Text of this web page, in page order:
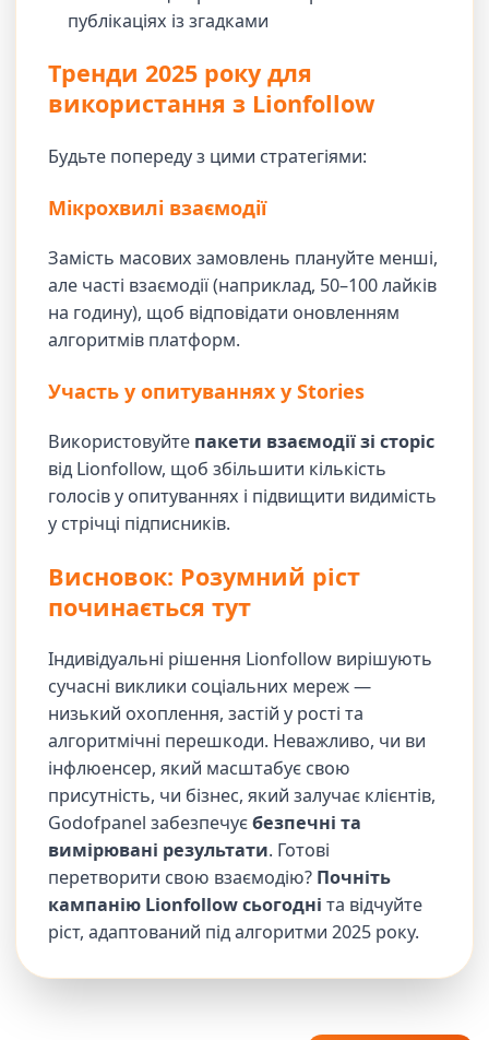
публікаціях із згадками
Тренди 2025 року для
використання з Lionfollow
Будьте попереду з цими стратегіями:
Мікрохвилі взаємодії
Замість масових замовлень плануйте менші,
але часті взаємодії (наприклад, 50–100 лайків
на годину), щоб відповідати оновленням
алгоритмів платформ.
Участь у опитуваннях у Stories
Використовуйте пакети взаємодії зі сторіс
від Lionfollow, щоб збільшити кількість
голосів у опитуваннях і підвищити видимість
у стрічці підписників.
Висновок: Розумний ріст
починається тут
Індивідуальні рішення Lionfollow вирішують
сучасні виклики соціальних мереж —
низький охоплення, застій у рості та
алгоритмічні перешкоди. Неважливо, чи ви
інфлюенсер, який масштабує свою
присутність, чи бізнес, який залучає клієнтів,
Godofpanel забезпечуєбезпечні та
вимірювані результати. Готові
перетворити свою взаємодію? Почніть
кампанію Lionfollow сьогодні та відчуйте
ріст, адаптований під алгоритми 2025 року.